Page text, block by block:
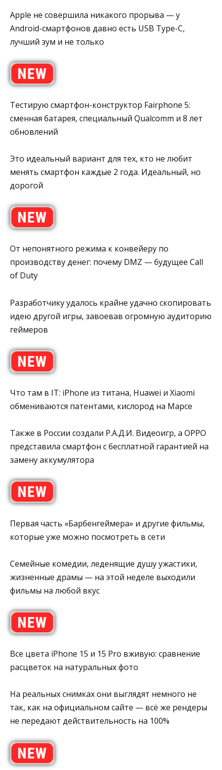
Apple не совершила никакого прорыва — у
Android-смартфонов давно есть USB Type-C,
лучший зум и не только
Тестирую смартфон-конструктор Fairphone 5:
сменная батарея, специальный Qualcomm и 8 лет
обновлений
Это идеальный вариант для тех, кто не любит
менять смартфон каждые 2 года. Идеальный, но
дорогой
От непонятного режима к конвейеру по
производству денег: почему DMZ — будущее Call
of Duty
Разработчику удалось крайне удачно скопировать
идею другой игры, завоевав огромную аудиторию
геймеров
Что там в IT: iPhone из титана, Huawei и Xiaomi
обмениваются патентами, кислород на Марсе
Также в России создали Р.А.Д.И. Видеоигр, а OPPO
представила смартфон с бесплатной гарантией на
замену аккумулятора
Первая часть «Барбенгеймера» и другие фильмы,
которые уже можно посмотреть в сети
Семейные комедии, леденящие душу ужастики,
жизненные драмы — на этой неделе выходили
фильмы на любой вкус
Все цвета iPhone 15 и 15 Pro вживую: сравнение
расцветок на натуральных фото
На реальных снимках они выглядят немного не
так, как на официальном сайте — всё же рендеры
не передают действительность на 100%